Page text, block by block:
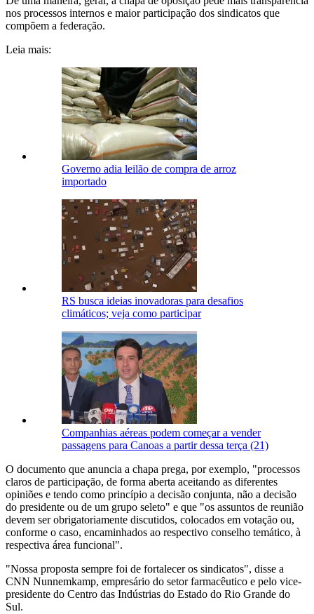
nos processos internos e maior participação dos sindicatos que
compõem a federação.
Leia mais:
Governo adia leilão de compra de arroz
importado
RS busca ideias inovadoras para desafios
climáticos; veja como participar
Companhias aéreas podem começar a vender
passagens para Canoas a partir dessa terça (21)
O documento que anuncia a chapa prega, por exemplo, "processos
claros de participação, de forma aberta aceitando as diferentes
opiniões e tendo como princípio a decisão conjunta, não a decisão
do presidente ou de um grupo seleto" e que "os assuntos de reunião
devem ser obrigatoriamente discutidos, colocados em votação ou,
conforme o caso, encaminhados ao respectivo conselho temático, à
respectiva área funcional".
"Nossa proposta sempre foi de fortalecer os sindicatos", disse a
CNN Nunnemkamp, empresário do setor farmacêutico e pelo vice-
presidente do Centro das Indústrias do Estado do Rio Grande do
Sul.